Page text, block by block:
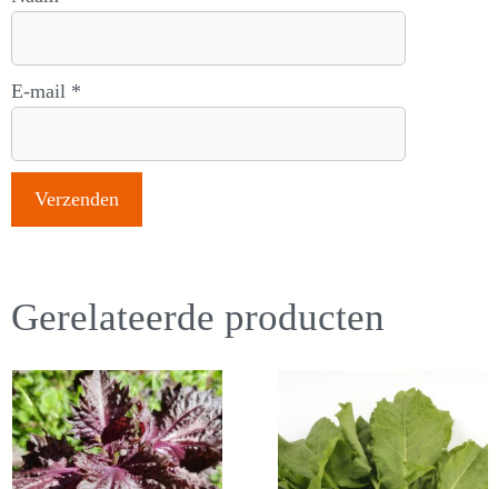
E-mail *
Gerelateerde producten